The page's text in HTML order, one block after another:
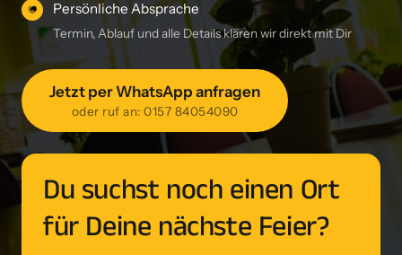
Persönliche Absprache
Termin, Ablauf und alle Details klären wir direkt mit Dir
Jetzt per WhatsApp anfragen
oder ruf an: 0157 84054090
Du suchst noch einen Ort
für Deine nächste Feier?